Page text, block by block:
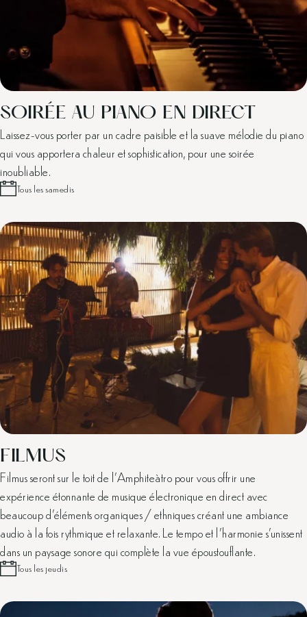
SOIRÉE AU PIANO EN DIRECT
Laissez-vous porter par un cadre paisible et la suave mélodie du piano
qui vous apportera chaleur et sophistication, pour une soirée
inoubliable.
Tous les samedis
FILMUS
Filmus seront sur le toit de l'Amphiteàtro pour vous offrir une
expérience étonnante de musique électronique en direct avec
beaucoup d'éléments organiques / ethniques créant une ambiance
audio à la fois rythmique et relaxante. Le tempo et l'harmonie s'unissent
dans un paysage sonore qui complète la vue époustouflante.
Tous les jeudis